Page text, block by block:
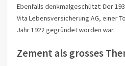
Ebenfalls denkmalgeschützt: Der
Vita Lebensversicherung AG, einer
Jahr 1922 gegründet worden war.
Zement als grosses